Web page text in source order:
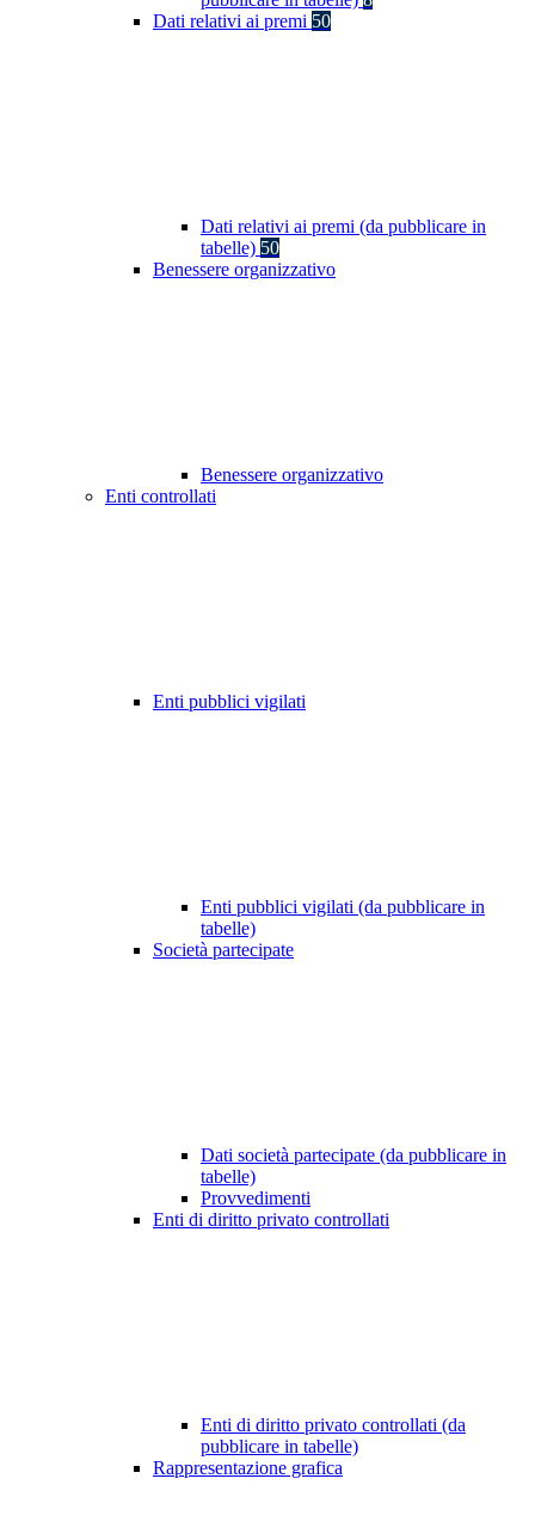
Dati relativi ai premi 50
Dati relativi ai premi (da pubblicare in
tabelle) 50
Benessere organizzativo
Benessere organizzativo
Enti controllati
Enti pubblici vigilati
Enti pubblici vigilati (da pubblicare in
tabelle)
Società partecipate
Dati società partecipate (da pubblicare in
tabelle)
Provvedimenti
Enti di diritto privato controllati
Enti di diritto privato controllati (da
pubblicare in tabelle)
Rappresentazione grafica